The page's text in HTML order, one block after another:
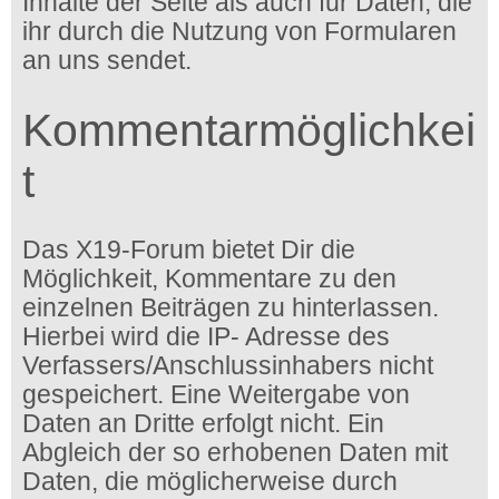
ihr durch die Nutzung von Formularen
an uns sendet.
Kommentarmöglichkei
t
Das X19-Forum bietet Dir die
Möglichkeit, Kommentare zu den
einzelnen Beiträgen zu hinterlassen.
Hierbei wird die IP- Adresse des
Verfassers/Anschlussinhabers nicht
gespeichert. Eine Weitergabe von
Daten an Dritte erfolgt nicht. Ein
Abgleich der so erhobenen Daten mit
Daten, die möglicherweise durch